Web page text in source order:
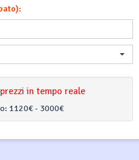
in tempo reale
1120€ - 3000€